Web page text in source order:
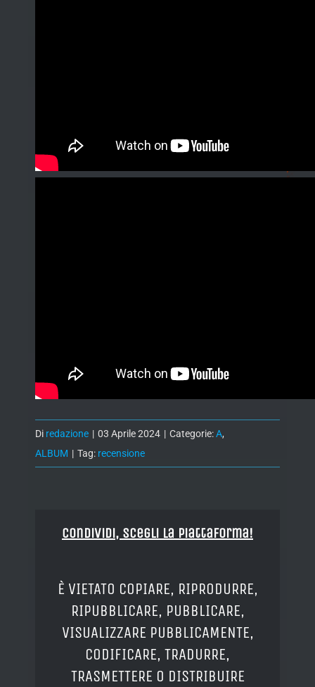
Di redazione | 03 Aprile 2024 | Categorie:A,
ALBUM | Tag: recensione
Condividi, Scegli la piattaforma!
È VIETATO COPIARE, RIPRODURRE,
RIPUBBLICARE, PUBBLICARE,
VISUALIZZARE PUBBLICAMENTE,
CODIFICARE, TRADURRE,
TRASMETTERE O DISTRIBUIRE